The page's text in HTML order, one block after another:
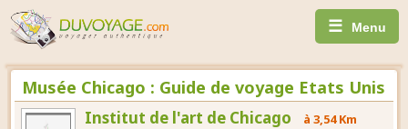
☰ Menu
Musée Chicago : Guide de voyage Etats Unis
Institut de l'art de Chicago à 3,54 Km